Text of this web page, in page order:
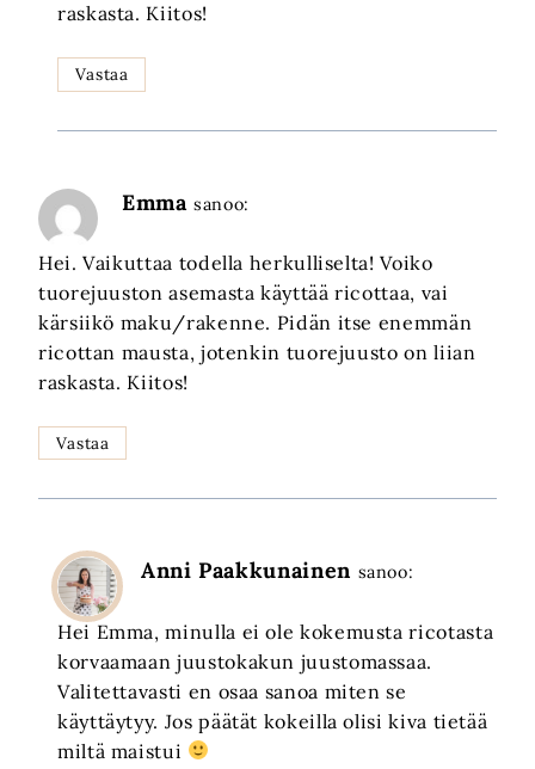
raskasta. Kiitos!
Vastaa
Emma sanoo:
Hei. Vaikuttaa todella herkulliselta! Voiko
tuorejuuston asemasta käyttää ricottaa, vai
kärsiikö maku/rakenne. Pidän itse enemmän
ricottan mausta, jotenkin tuorejuusto on liian
raskasta. Kiitos!
Vastaa
Anni Paakkunainen sanoo:
Hei Emma, minulla ei ole kokemusta ricotasta
korvaamaan juustokakun juustomassaa.
Valitettavasti en osaa sanoa miten se
käyttäytyy. Jos päätät kokeilla olisi kiva tietää
miltä maistui